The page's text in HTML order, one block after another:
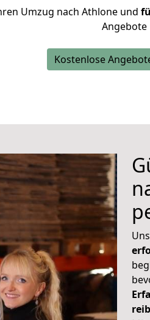
Umzug nach Athlone und
Angebote
Kostenlose